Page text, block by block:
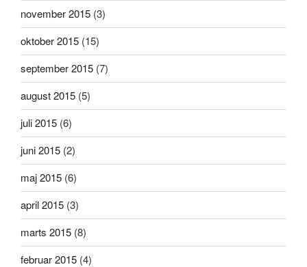
november 2015 (3)
oktober 2015 (15)
september 2015 (7)
august 2015 (5)
juli 2015 (6)
juni 2015 (2)
maj 2015 (6)
april 2015 (3)
marts 2015 (8)
februar 2015 (4)